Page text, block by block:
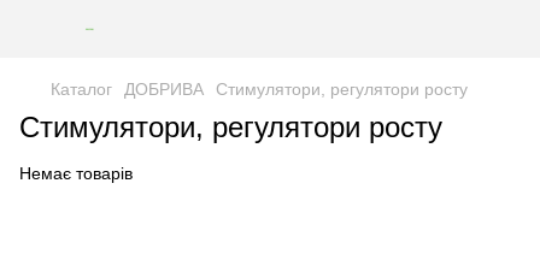
Каталог ДОБРИВА Стимулятори, регулятори росту
Стимулятори, регулятори росту
Немає товарів